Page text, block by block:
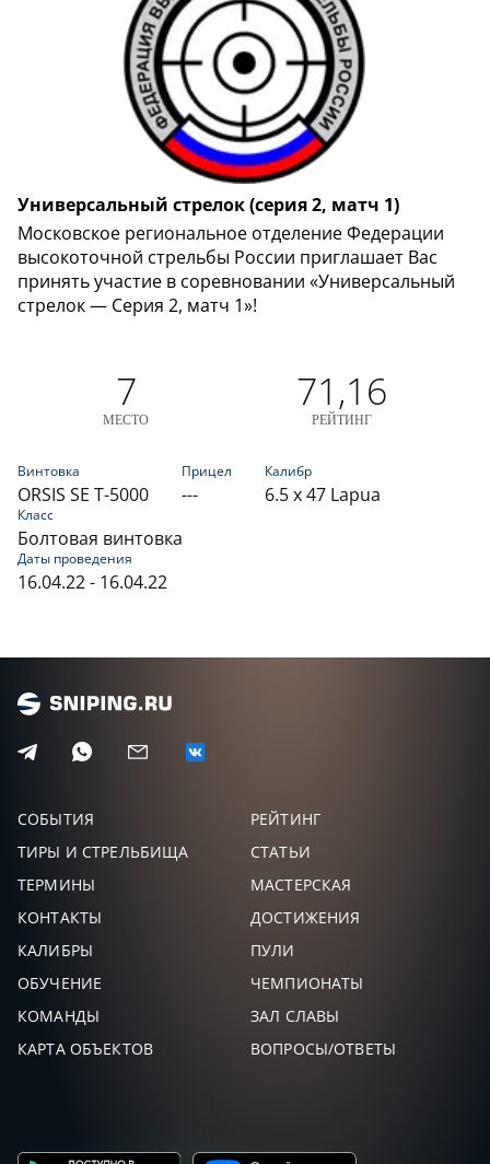
Универсальный стрелок (серия 2, матч 1)
Московское региональное отделение Федерации
высокоточной стрельбы России приглашает Вас
принять участие в соревновании «Универсальный
стрелок — Серия 2, матч 1»!
7
МЕСТО
71,16
РЕЙТИНГ
Винтовка
ORSIS SE T-5000
Прицел
---
Калибр
6.5 x 47 Lapua
Класс
Болтовая винтовка
Даты проведения
16.04.22 - 16.04.22
СОБЫТИЯ
РЕЙТИНГ
ТИРЫ И СТРЕЛЬБИЩА
СТАТЬИ
ТЕРМИНЫ
МАСТЕРСКАЯ
КОНТАКТЫ
ДОСТИЖЕНИЯ
КАЛИБРЫ
ПУЛИ
ОБУЧЕНИЕ
ЧЕМПИОНАТЫ
КОМАНДЫ
ЗАЛ СЛАВЫ
КАРТА ОБЪЕКТОВ
ВОПРОСЫ/ОТВЕТЫ